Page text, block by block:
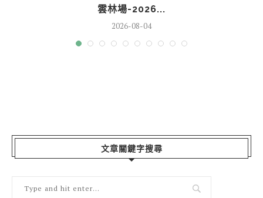
雲林場-2026...
2026-08-04
文章關鍵字搜尋